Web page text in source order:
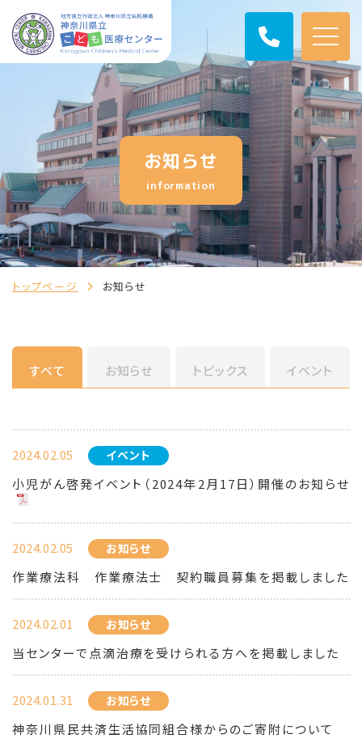
お知らせ
information
トップページ お知らせ
すべて お知らせ トピックス イベント
2024.02.05 イベント
小児がん啓発イベント（2024年2月17日）開催のお知らせ
2024.02.05 お知らせ
作業療法科 作業療法士 契約職員募集を掲載しました
2024.02.01 お知らせ
当センターで点滴治療を受けられる方へを掲載しました
2024.01.31 お知らせ
神奈川県民共済生活協同組合様からのご寄附について